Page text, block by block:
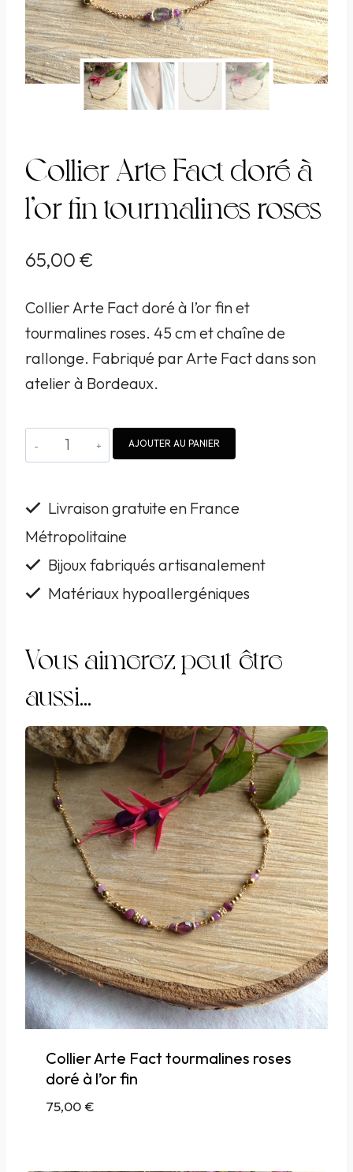
Collier Arte Fact doré à
l’or fin tourmalines roses
65,00€
Collier Arte Fact doré à l’or fin et
tourmalines roses. 45 cm et chaîne de
rallonge. Fabriqué par Arte Fact dans son
atelier à Bordeaux.
quantité
de
Arte
Fact
doré
à
tourmalines
roses
AJOUTER AU PANIER
Livraison gratuite en France
Métropolitaine
Bijoux fabriqués artisanalement
Matériaux hypoallergéniques
Vous aimerez peut-être
aussi…
Collier Arte Fact tourmalines roses
doré à l’or fin
75,00€